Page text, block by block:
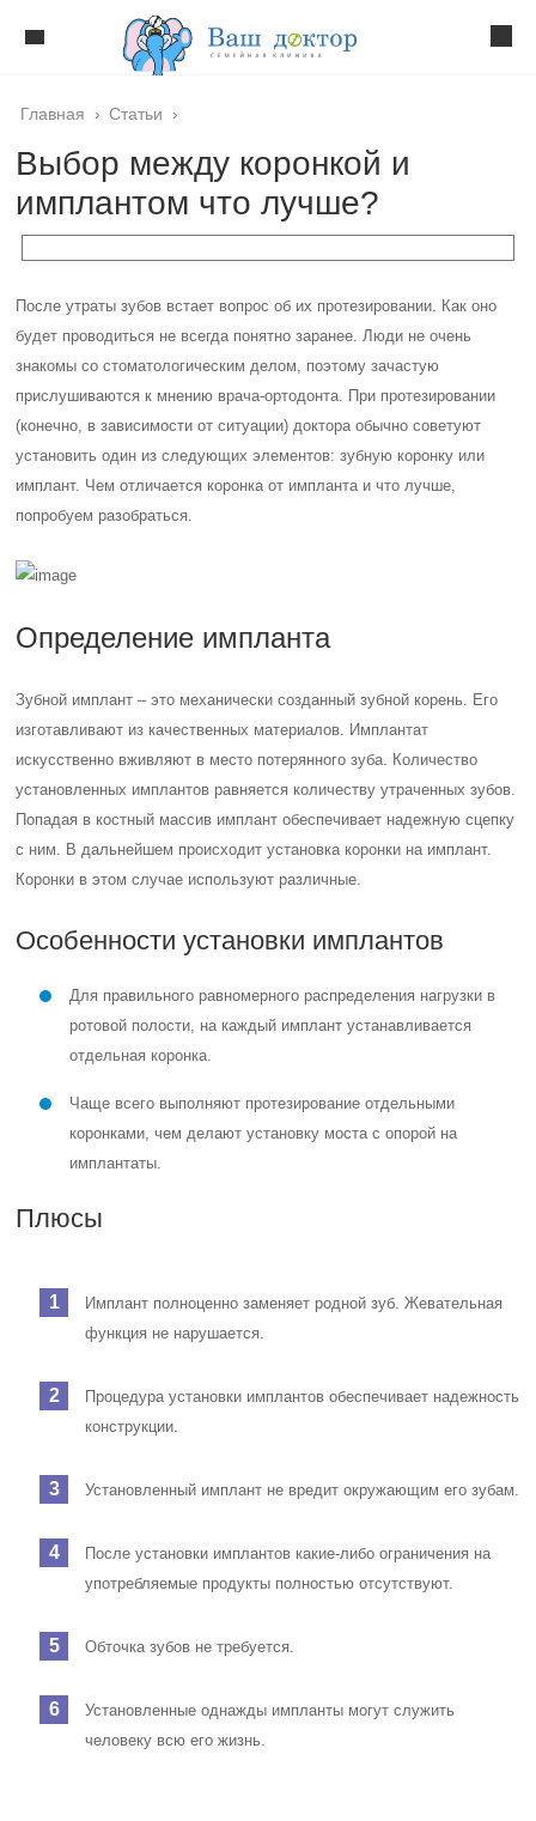
Главная › Статьи ›
Выбор между коронкой и
имплантом что лучше?
После утраты зубов встает вопрос об их протезировании. Как оно
будет проводиться не всегда понятно заранее. Люди не очень
знакомы со стоматологическим делом, поэтому зачастую
прислушиваются к мнению врача-ортодонта. При протезировании
(конечно, в зависимости от ситуации) доктора обычно советуют
установить один из следующих элементов: зубную коронку или
имплант. Чем отличается коронка от импланта и что лучше,
попробуем разобраться.
Определение импланта
Зубной имплант – это механически созданный зубной корень. Его
изготавливают из качественных материалов. Имплантат
искусственно вживляют в место потерянного зуба. Количество
установленных имплантов равняется количеству утраченных зубов.
Попадая в костный массив имплант обеспечивает надежную сцепку
с ним. В дальнейшем происходит установка коронки на имплант.
Коронки в этом случае используют различные.
Особенности установки имплантов
Для правильного равномерного распределения нагрузки в
ротовой полости, на каждый имплант устанавливается
отдельная коронка.
Чаще всего выполняют протезирование отдельными
коронками, чем делают установку моста с опорой на
имплантаты.
Плюсы
Имплант полноценно заменяет родной зуб. Жевательная
функция не нарушается.
Процедура установки имплантов обеспечивает надежность
конструкции.
Установленный имплант не вредит окружающим его зубам.
После установки имплантов какие-либо ограничения на
употребляемые продукты полностью отсутствуют.
Обточка зубов не требуется.
Установленные однажды импланты могут служить
человеку всю его жизнь.